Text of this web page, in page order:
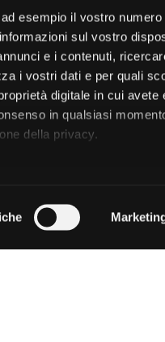
esempio il vostro numero
sul vostro
e i contenuti,
i vostri dati e per quali
digitale in cui avete
in qualsiasi
della privacy.
alla ricerca di